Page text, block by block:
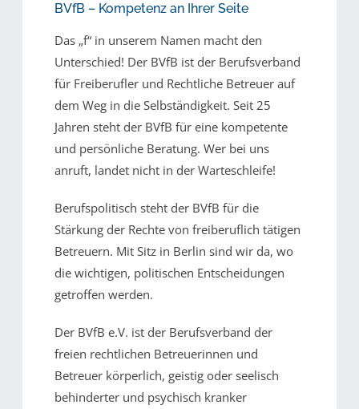
BVfB – Kompetenz an Ihrer Seite
Das „f“ in unserem Namen macht den
Unterschied! Der BVfB ist der Berufsverband
für Freiberufler und Rechtliche Betreuer auf
dem Weg in die Selbständigkeit. Seit 25
Jahren steht der BVfB für eine kompetente
und persönliche Beratung. Wer bei uns
anruft, landet nicht in der Warteschleife!
Berufspolitisch steht der BVfB für die
Stärkung der Rechte von freiberuflich tätigen
Betreuern. Mit Sitz in Berlin sind wir da, wo
die wichtigen, politischen Entscheidungen
getroffen werden.
Der BVfB e.V. ist der Berufsverband der
freien rechtlichen Betreuerinnen und
Betreuer körperlich, geistig oder seelisch
behinderter und psychisch kranker